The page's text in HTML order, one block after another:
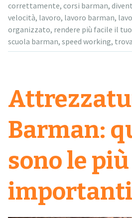
correttamente, corsi barman,
velocità, lavoro, lavoro barman,
organizzato, rendere più facile il
scuola barman, speed working,
Barman:
sono le più